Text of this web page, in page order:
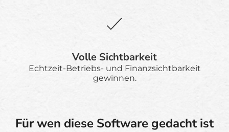
Volle Sichtbarkeit
Echtzeit-Betriebs- und Finanzsichtbarkeit
gewinnen.
Für wen diese Software gedacht ist